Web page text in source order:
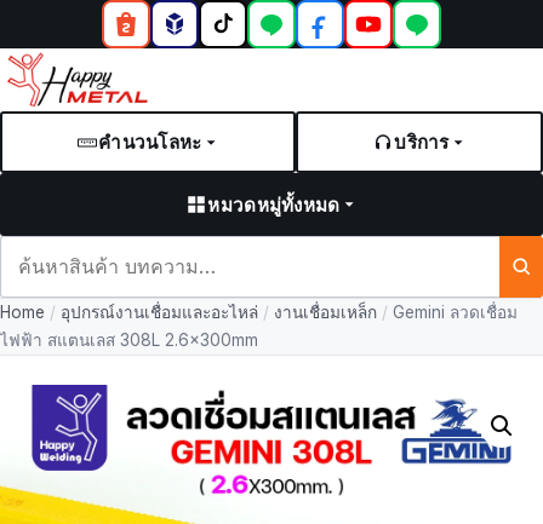
คำนวนโลหะ บริการ
หมวดหมู่ทั้งหมด
และ
บทความ
Home / อุปกรณ์งานเชื่อมและอะไหล่ / งานเชื่อมเหล็ก / Gemini ลวดเชื่อม
ไฟฟ้า สแตนเลส 308L 2.6x300mm